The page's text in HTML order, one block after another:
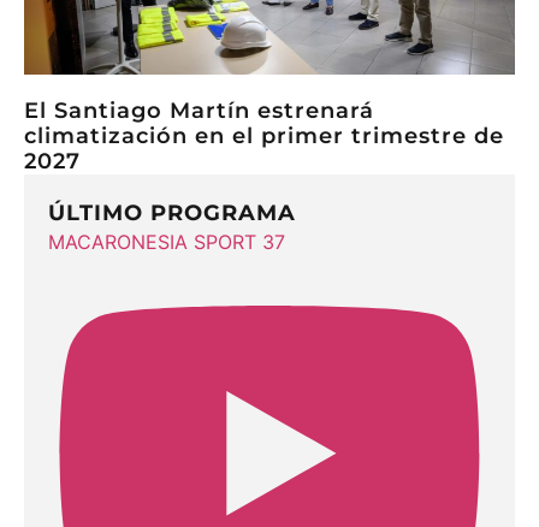
El Santiago Martín estrenará
climatización en el primer trimestre de
2027
ÚLTIMO PROGRAMA
MACARONESIA SPORT 37